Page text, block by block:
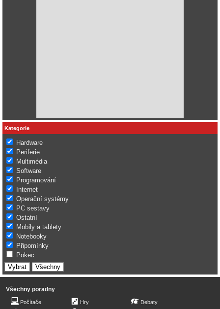
Kategorie
Hardware
Periferie
Multimédia
Software
Programování
Internet
Operační systémy
PC sestavy
Ostatní
Mobily a tablety
Notebooky
Připomínky
Pokec
Všechny poradny
Počítače Hry Debaty